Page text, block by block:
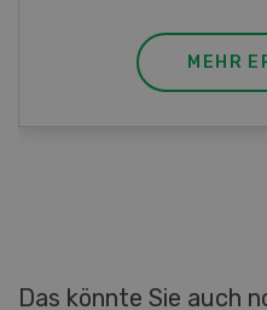
MEHR
Das könnte Sie auch